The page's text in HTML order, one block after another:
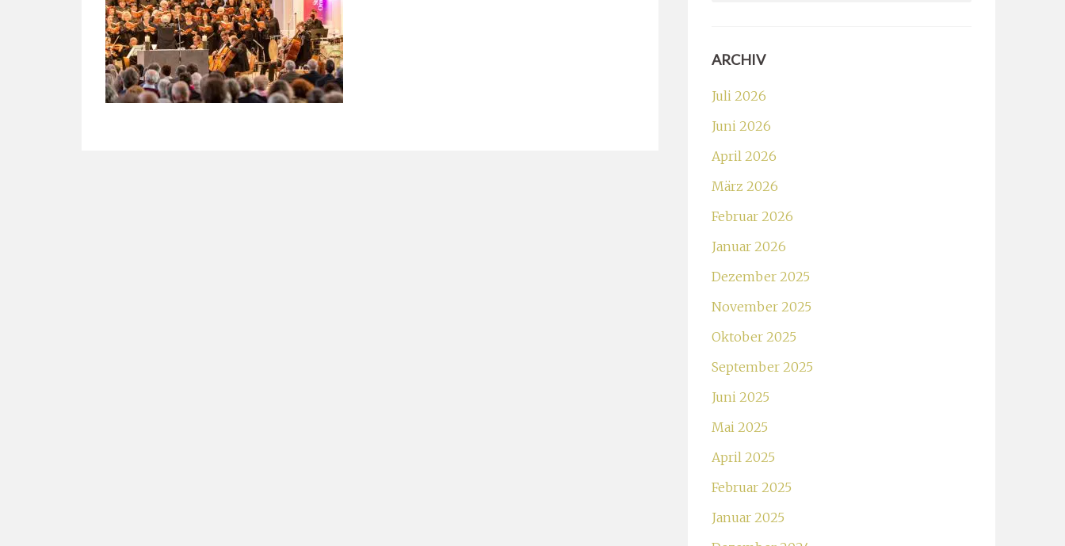
ARCHIV
Juli 2026
Juni 2026
April 2026
März 2026
Februar 2026
Januar 2026
Dezember 2025
November 2025
Oktober 2025
September 2025
Juni 2025
Mai 2025
April 2025
Februar 2025
Januar 2025